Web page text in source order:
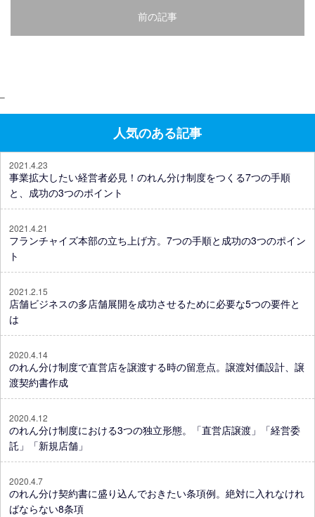
前の記事
–
人気のある記事
2021.4.23
事業拡大したい経営者必見！のれん分け制度をつくる7つの手順
と、成功の3つのポイント
2021.4.21
フランチャイズ本部の立ち上げ方。7つの手順と成功の3つのポイン
ト
2021.2.15
店舗ビジネスの多店舗展開を成功させるために必要な5つの要件と
は
2020.4.14
のれん分け制度で直営店を譲渡する時の留意点。譲渡対価設計、譲
渡契約書作成
2020.4.12
のれん分け制度における3つの独立形態。「直営店譲渡」「経営委
託」「新規店舗」
2020.4.7
のれん分け契約書に盛り込んでおきたい条項例。絶対に入れなけれ
ばならない8条項